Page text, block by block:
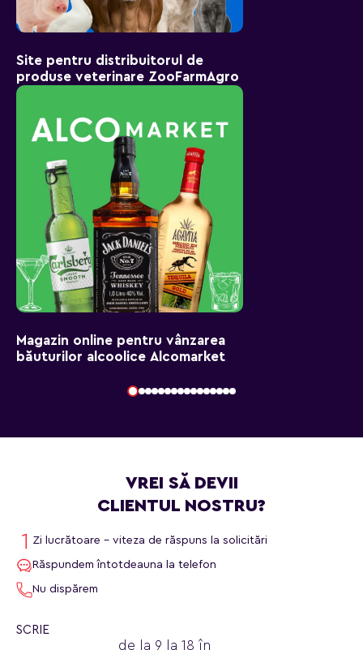
Site pentru distribuitorul de
produse veterinare ZooFarmAgro
Magazin online pentru vânzarea
băuturilor alcoolice Alcomarket
VREI SĂ DEVII
CLIENTUL NOSTRU?
Zi lucrătoare - viteza de răspuns la solicitări
Răspundem întotdeauna la telefon
Nu dispărem
SCRIE
de la 9 la 18 în